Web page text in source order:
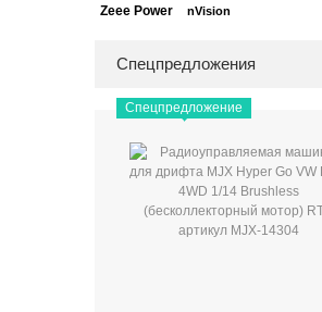
Zeee Power nVision
Спецпредложения
Спецпредложение